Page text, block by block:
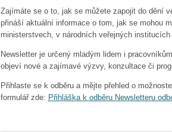
Zajímáte se o to, jak se můžete zapojit do dění
přináší aktuální informace o tom, jak se mohou
ministerstvech, v národních veřejných
Newsletter je určený mladým lidem i
objeví nové a zajímavé výzvy, konzultace či
Přihlaste se k odběru a mějte přehled o
formulář zde: Přihláška k odběru Newsletteru